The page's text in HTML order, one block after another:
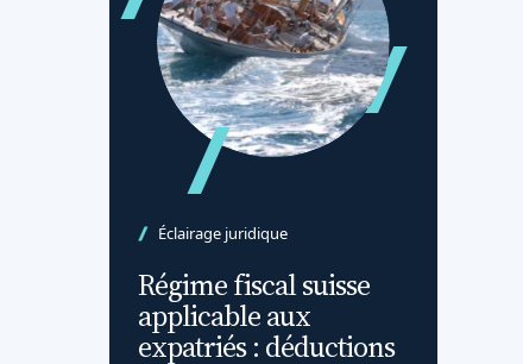
Éclairage juridique
Régime fiscal suisse
applicable aux
expatriés : déductions